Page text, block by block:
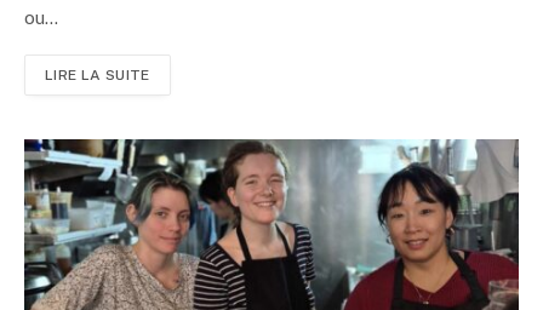
ou…
LIRE LA SUITE